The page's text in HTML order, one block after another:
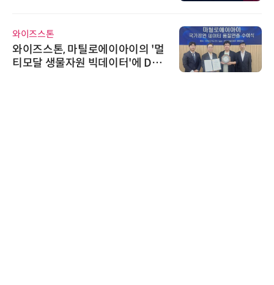
와이즈스톤
와이즈스톤, 마틸로에이아이의 '멀
티모달 생물자원 빅데이터'에 DQ